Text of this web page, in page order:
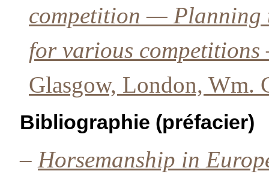
competition — Planning
for various
Glasgow, London, Wm.
Bibliographie (préfacier)
– Horsemanship in